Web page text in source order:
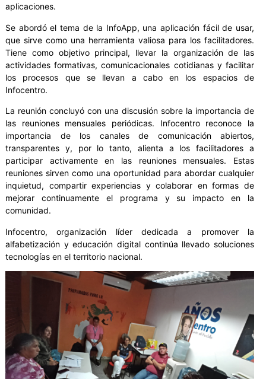
aplicaciones.
Se abordó el tema de la InfoApp, una aplicación fácil de usar,
que sirve como una herramienta valiosa para los facilitadores.
Tiene como objetivo principal, llevar la organización de las
actividades formativas, comunicacionales cotidianas y facilitar
los procesos que se llevan a cabo en los espacios de
Infocentro.
La reunión concluyó con una discusión sobre la importancia de
las reuniones mensuales periódicas. Infocentro reconoce la
importancia de los canales de comunicación abiertos,
transparentes y, por lo tanto, alienta a los facilitadores a
participar activamente en las reuniones mensuales. Estas
reuniones sirven como una oportunidad para abordar cualquier
inquietud, compartir experiencias y colaborar en formas de
mejorar continuamente el programa y su impacto en la
comunidad.
Infocentro, organización líder dedicada a promover la
alfabetización y educación digital continúa llevado soluciones
tecnologías en el territorio nacional.